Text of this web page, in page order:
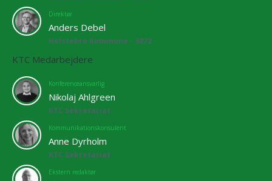
Direktør
Anders Debel
Holstebro Kommune - 3872
KTC Medarbejdere
Konferenceansvarlig
Nikolaj Ahlgreen
KTC Sekretariat
Kommunikationskonsulent
Anne Dyrholm
KTC Sekretariat
Ekstern redaktør